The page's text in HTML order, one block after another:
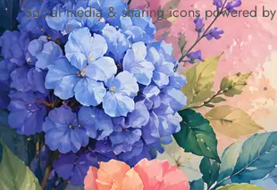
Social media & sharing icons powered by